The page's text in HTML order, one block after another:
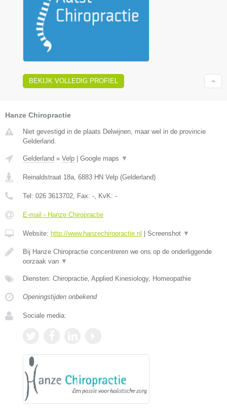
BEKIJK VOLLEDIG PROFIEL
Hanze Chiropractie
Niet gevestigd in de plaats Delwijnen, maar wel in de provincie
Gelderland.
Gelderland » Velp | Google maps ▼
Reinaldstraat 18a 6883 HN Velp (Gelderland)
Tel: 026 3613702 , Fax: - , KvK: -
E-mail › Hanze Chiropractie
Website: http://www.hanzechiropractie.nl | Screenshot ▼
Bij Hanze Chiropractie concentreren we ons op de onderliggende
oorzaak van ▼
Diensten: Chiropractie, Applied Kinesiology, Homeopathie
Openingstijden onbekend
Sociale media: